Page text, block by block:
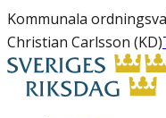
Kommunala
Christian Carlsson (KD)